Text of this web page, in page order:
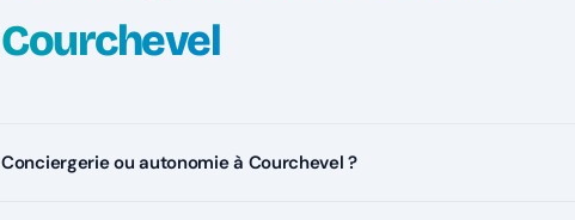
Courchevel
Conciergerie ou autonomie à Courchevel ?